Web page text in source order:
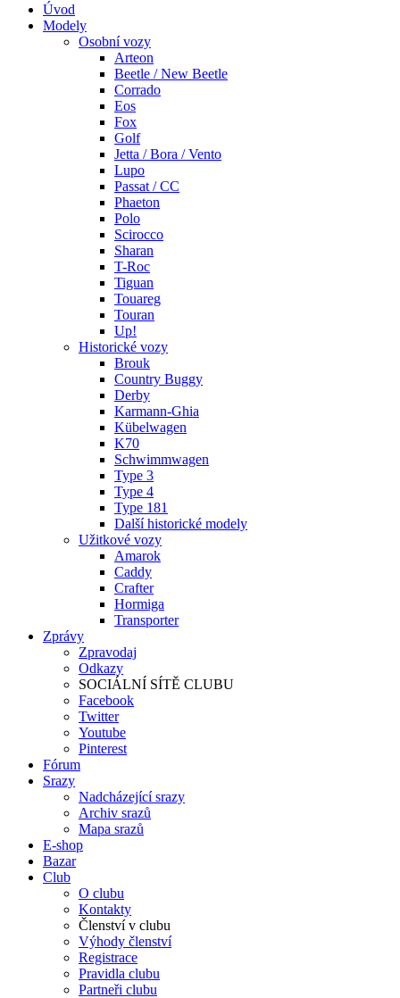
Úvod
Modely
Osobní vozy
Arteon
Beetle / New Beetle
Corrado
Eos
Fox
Golf
Jetta / Bora / Vento
Lupo
Passat / CC
Phaeton
Polo
Scirocco
Sharan
T-Roc
Tiguan
Touareg
Touran
Up!
Historické vozy
Brouk
Country Buggy
Derby
Karmann-Ghia
Kübelwagen
K70
Schwimmwagen
Type 3
Type 4
Type 181
Další historické modely
Užitkové vozy
Amarok
Caddy
Crafter
Hormiga
Transporter
Zprávy
Zpravodaj
Odkazy
SOCIÁLNÍ SÍTĚ CLUBU
Facebook
Twitter
Youtube
Pinterest
Fórum
Srazy
Nadcházející srazy
Archiv srazů
Mapa srazů
E-shop
Bazar
Club
O clubu
Kontakty
Členství v clubu
Výhody členství
Registrace
Pravidla clubu
Partneři clubu